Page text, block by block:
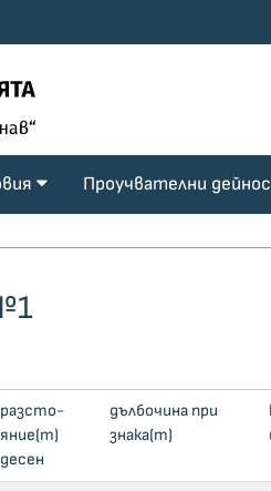
Проучвателни
раз­сто­
яние(m)
десен
дъл­бо­чи­на при
знака(m)